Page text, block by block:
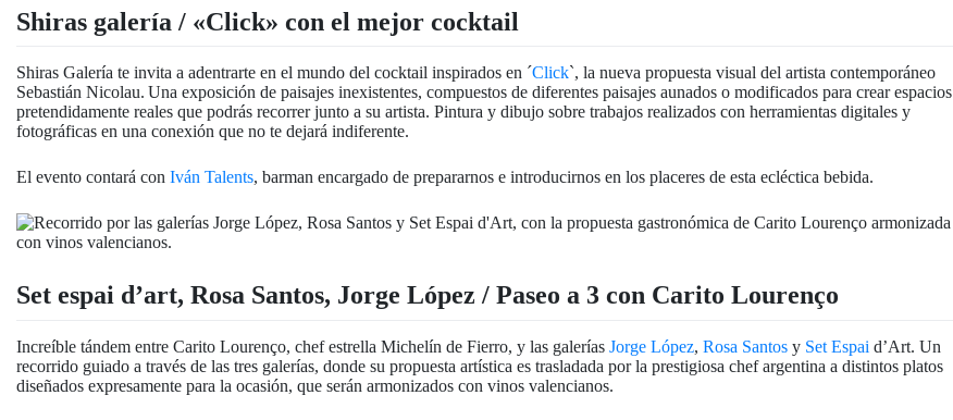
Shiras galería / «Click» con el mejor cocktail
Shiras Galería te invita a adentrarte en el mundo del cocktail inspirados en ´Click`, la nueva propuesta visual del artista contemporáneo
Sebastián Nicolau. Una exposición de paisajes inexistentes, compuestos de diferentes paisajes aunados o modificados para crear espacios
pretendidamente reales que podrás recorrer junto a su artista. Pintura y dibujo sobre trabajos realizados con herramientas digitales y
fotográficas en una conexión que no te dejará indiferente.
El evento contará con Iván Talents, barman encargado de prepararnos e introducirnos en los placeres de esta ecléctica bebida.
Set espai d’art, Rosa Santos, Jorge López / Paseo a 3 con Carito Lourenço
Increíble tándem entre Carito Lourenço, chef estrella Michelín de Fierro, y las galerías Jorge López, Rosa Santos y Set Espai d’Art. Un
recorrido guiado a través de las tres galerías, donde su propuesta artística es trasladada por la prestigiosa chef argentina a distintos platos
diseñados expresamente para la ocasión, que serán armonizados con vinos valencianos.